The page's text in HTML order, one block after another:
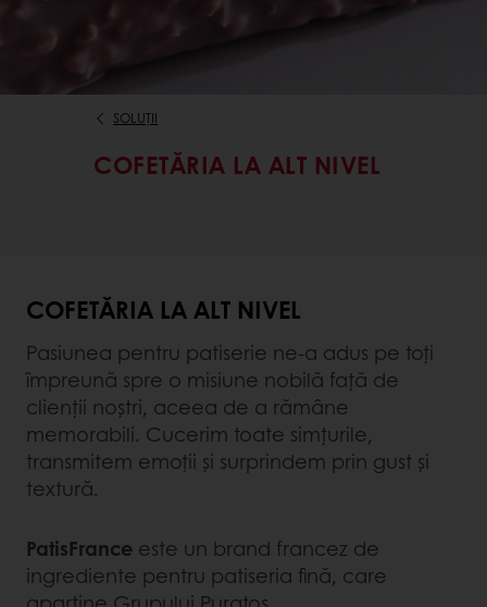
SOLUȚII
COFETĂRIA LA ALT NIVEL
COFETĂRIA LA ALT NIVEL
Pasiunea pentru patiserie ne-a adus pe toţi
împreună spre o misiune nobilă faţă de
clienţii noştri, aceea de a rămâne
memorabili. Cucerim toate simţurile,
transmitem emoţii şi surprindem prin gust şi
textură.
PatisFrance este un brand francez de
ingrediente pentru patiseria fină, care